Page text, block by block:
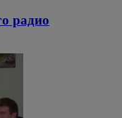
радио